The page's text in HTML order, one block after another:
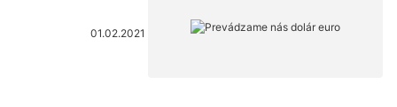
01.02.2021